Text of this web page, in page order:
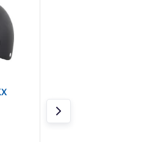
Freestyle bukósisak,
tengerészgyalogság